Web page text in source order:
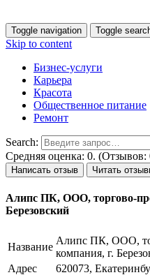
Toggle navigation Toggle
Skip to content
Бизнес-услуги
Карьера
Красота
Общественное питание
Ремонт
Search:
Средняя оценка: 0. (Отзывов:
Написать отзыв Читать
Алипс ПК, ООО, торгово-
Березовский
Название
Алипс ПК, ООО,
компания, г.
Адрес
620073,